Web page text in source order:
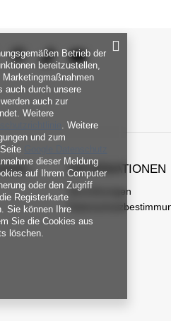
K
INFORMATIONEN
Verordnungen
Betrieb der
bereitzustellen,
auch durch unsere
auch zur
Weitere
. Weitere
und zum
dieser Meldung
auf Ihrem Computer
oder den Zugriff
Registerkarte
Sie können Ihre
Sie die Cookies aus
löschen.